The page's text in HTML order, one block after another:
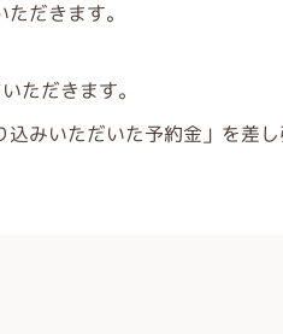
だきます。
ただきます。
みいただいた予約金」を差し